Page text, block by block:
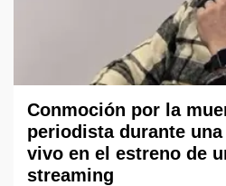
Conmoción por la
periodista durante
vivo en el estreno de
streaming